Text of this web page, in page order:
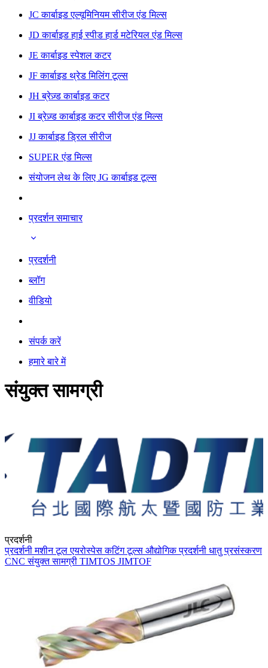
JC कार्बाइड एल्यूमिनियम सीरीज एंड मिल्स
JD कार्बाइड हाई स्पीड हार्ड मटेरियल एंड मिल्स
JE कार्बाइड स्पेशल कटर
JF कार्बाइड थ्रेड मिलिंग टूल्स
JH ब्रेज़्ड कार्बाइड कटर
JI ब्रेज़्ड कार्बाइड कटर सीरीज एंड मिल्स
JJ कार्बाइड ड्रिल सीरीज
SUPER एंड मिल्स
संयोजन लेथ के लिए JG कार्बाइड टूल्स
प्रदर्शन समाचार
प्रदर्शनी
ब्लॉग
वीडियो
संपर्क करें
हमारे बारे में
संयुक्त सामग्री
प्रदर्शनी
प्रदर्शनीमशीन टूलएयरोस्पेसकटिंग टूल्स औद्योगिक प्रदर्शनी धातु प्रसंस्करण
CNCसंयुक्त सामग्री TIMTOS JIMTOF